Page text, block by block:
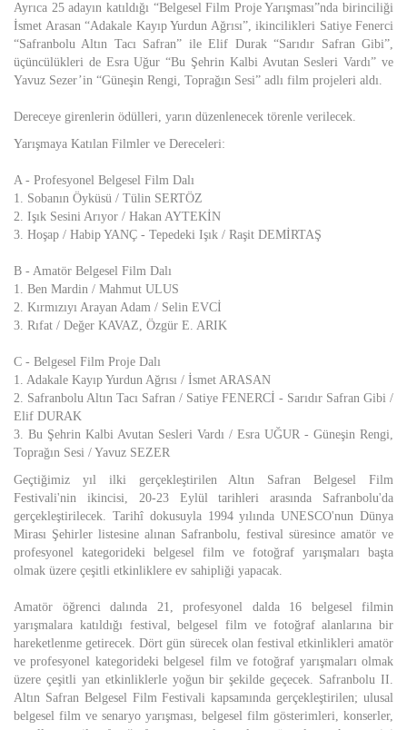
Ayrıca 25 adayın katıldığı “Belgesel Film Proje Yarışması”nda birinciliği
İsmet Arasan “Adakale Kayıp Yurdun Ağrısı”, ikincilikleri Satiye Fenerci
“Safranbolu Altın Tacı Safran” ile Elif Durak “Sarıdır Safran Gibi”,
üçüncülükleri de Esra Uğur “Bu Şehrin Kalbi Avutan Sesleri Vardı” ve
Yavuz Sezer’in “Güneşin Rengi, Toprağın Sesi” adlı film projeleri aldı.
Dereceye girenlerin ödülleri, yarın düzenlenecek törenle verilecek.
Yarışmaya Katılan Filmler ve Dereceleri:
A - Profesyonel Belgesel Film Dalı
1. Sobanın Öyküsü / Tülin SERTÖZ
2. Işık Sesini Arıyor / Hakan AYTEKİN
3. Hoşap / Habip YANÇ - Tepedeki Işık / Raşit DEMİRTAŞ
B - Amatör Belgesel Film Dalı
1. Ben Mardin / Mahmut ULUS
2. Kırmızıyı Arayan Adam / Selin EVCİ
3. Rıfat / Değer KAVAZ, Özgür E. ARIK
C - Belgesel Film Proje Dalı
1. Adakale Kayıp Yurdun Ağrısı / İsmet ARASAN
2. Safranbolu Altın Tacı Safran / Satiye FENERCİ - Sarıdır Safran Gibi /
Elif DURAK
3. Bu Şehrin Kalbi Avutan Sesleri Vardı / Esra UĞUR - Güneşin Rengi,
Toprağın Sesi / Yavuz SEZER
Geçtiğimiz yıl ilki gerçekleştirilen Altın Safran Belgesel Film
Festivali'nin ikincisi, 20-23 Eylül tarihleri arasında Safranbolu'da
gerçekleştirilecek. Tarihî dokusuyla 1994 yılında UNESCO'nun Dünya
Mirası Şehirler listesine alınan Safranbolu, festival süresince amatör ve
profesyonel kategorideki belgesel film ve fotoğraf yarışmaları başta
olmak üzere çeşitli etkinliklere ev sahipliği yapacak.
Amatör öğrenci dalında 21, profesyonel dalda 16 belgesel filmin
yarışmalara katıldığı festival, belgesel film ve fotoğraf alanlarına bir
hareketlenme getirecek. Dört gün sürecek olan festival etkinlikleri amatör
ve profesyonel kategorideki belgesel film ve fotoğraf yarışmaları olmak
üzere çeşitli yan etkinliklerle yoğun bir şekilde geçecek. Safranbolu II.
Altın Safran Belgesel Film Festivali kapsamında gerçekleştirilen; ulusal
belgesel film ve senaryo yarışması, belgesel film gösterimleri, konserler,